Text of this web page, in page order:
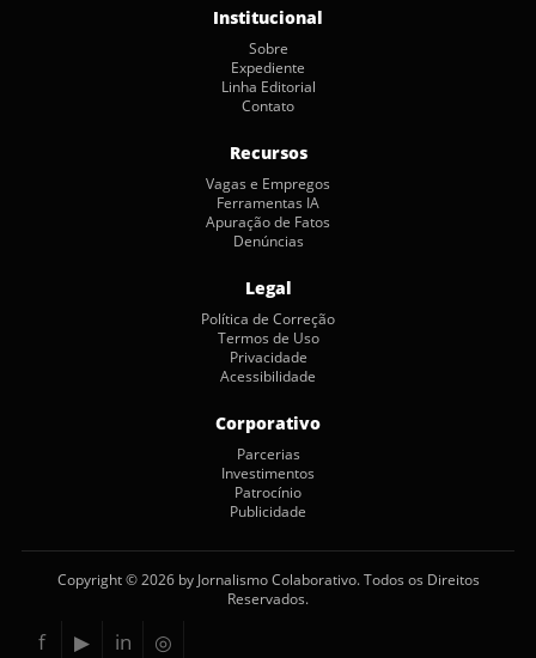
Institucional
Sobre
Expediente
Linha Editorial
Contato
Recursos
Vagas e Empregos
Ferramentas IA
Apuração de Fatos
Denúncias
Legal
Política de Correção
Termos de Uso
Privacidade
Acessibilidade
Corporativo
Parcerias
Investimentos
Patrocínio
Publicidade
Copyright © 2026 by Jornalismo Colaborativo. Todos os Direitos
Reservados.
f ▶ in ◎